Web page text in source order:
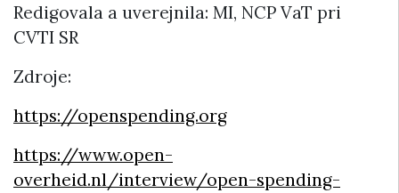
Redigovala a uverejnila: MI, NCP VaT pri
CVTI SR
Zdroje:
https://openspending.org
https://www.open-
overheid.nl/interview/open-spending-